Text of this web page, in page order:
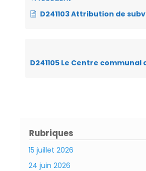
k
p
dl
D241103 Attribution de subvention aux
Rubriques
15 juillet 2026
24 juin 2026